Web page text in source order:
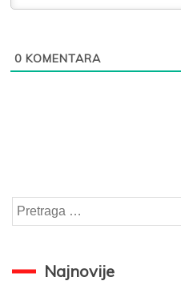
0 KOMENTARA
Pretraga
za:
Najnovije